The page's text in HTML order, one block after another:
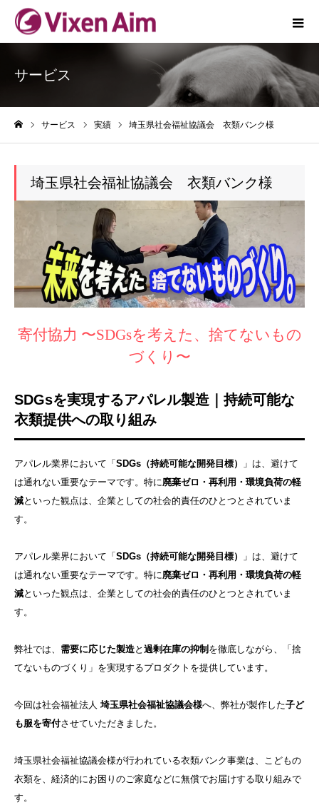
サービス
サービス 実績 埼玉県社会福祉協議会 衣類バンク様
埼玉県社会福祉協議会 衣類バンク様
寄付協力 〜SDGsを考えた、捨てないもの
づくり〜
SDGsを実現するアパレル製造｜持続可能な
衣類提供への取り組み
アパレル業界において「 SDGs（持続可能な開発目標）
」は、避けて
は通れない重要なテーマです。特に廃棄ゼロ・再利用・環境負荷の軽
減といった観点は、企業としての社会的責任のひとつとされていま
す。
アパレル業界において「 SDGs（持続可能な開発目標）
」は、避けて
は通れない重要なテーマです。特に廃棄ゼロ・再利用・環境負荷の軽
減といった観点は、企業としての社会的責任のひとつとされていま
す。
弊社では、 需要に応じた製造と 過剰在庫の抑制 を徹底しながら、「捨
てないものづくり」を実現するプロダクトを提供しています。
今回は社会福祉法人 埼玉県社会福祉協議会様へ、弊社が製作した子ど
も服を寄付させていただきました。
埼玉県社会福祉協議会様が行われている衣類バンク事業は、こどもの
衣類を、経済的にお困りのご家庭などに無償でお届けする取り組みで
す。